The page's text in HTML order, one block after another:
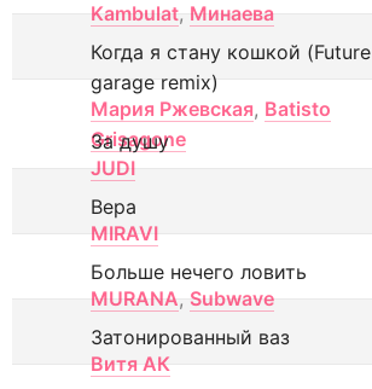
Kambulat, Минаева
Когда я стану кошкой (Future
garage remix)
Мария Ржевская, Batisto
Grisagone
За душу
JUDI
Вера
MIRAVI
Больше нечего ловить
MURANA, Subwave
Затонированный ваз
Витя АК